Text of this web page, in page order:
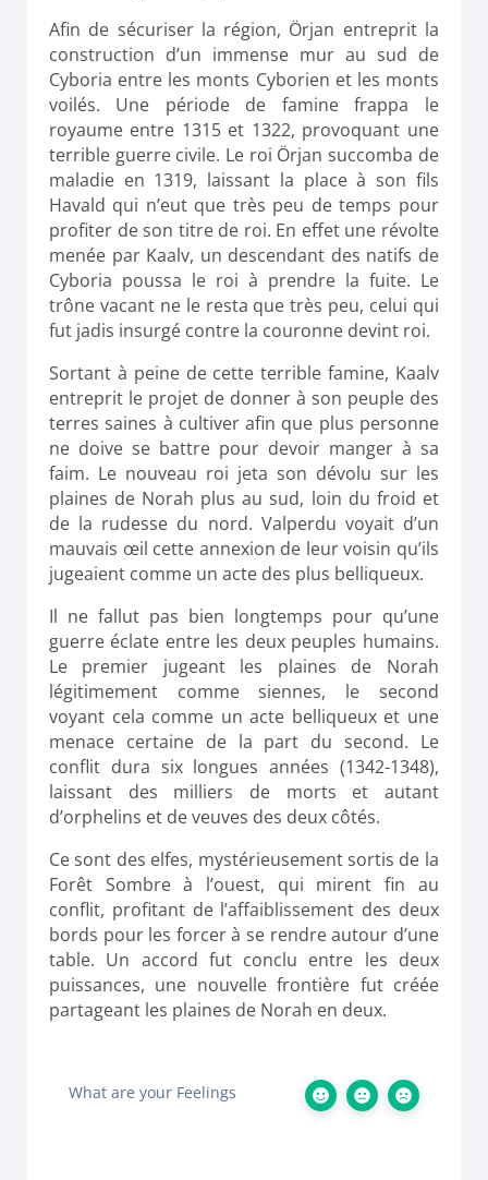
Afin de sécuriser la région, Örjan entreprit la
construction d’un immense mur au sud de
Cyboria entre les monts Cyborien et les monts
voilés. Une période de famine frappa le
royaume entre 1315 et 1322, provoquant une
terrible guerre civile. Le roi Örjan succomba de
maladie en 1319, laissant la place à son fils
Havald qui n’eut que très peu de temps pour
profiter de son titre de roi. En effet une révolte
menée par Kaalv, un descendant des natifs de
Cyboria poussa le roi à prendre la fuite. Le
trône vacant ne le resta que très peu, celui qui
fut jadis insurgé contre la couronne devint roi.
Sortant à peine de cette terrible famine, Kaalv
entreprit le projet de donner à son peuple des
terres saines à cultiver afin que plus personne
ne doive se battre pour devoir manger à sa
faim. Le nouveau roi jeta son dévolu sur les
plaines de Norah plus au sud, loin du froid et
de la rudesse du nord. Valperdu voyait d’un
mauvais œil cette annexion de leur voisin qu’ils
jugeaient comme un acte des plus belliqueux.
Il ne fallut pas bien longtemps pour qu’une
guerre éclate entre les deux peuples humains.
Le premier jugeant les plaines de Norah
légitimement comme siennes, le second
voyant cela comme un acte belliqueux et une
menace certaine de la part du second. Le
conflit dura six longues années (1342-1348),
laissant des milliers de morts et autant
d’orphelins et de veuves des deux côtés.
Ce sont des elfes, mystérieusement sortis de la
Forêt Sombre à l’ouest, qui mirent fin au
conflit, profitant de l’affaiblissement des deux
bords pour les forcer à se rendre autour d’une
table. Un accord fut conclu entre les deux
puissances, une nouvelle frontière fut créée
partageant les plaines de Norah en deux.
What are your Feelings